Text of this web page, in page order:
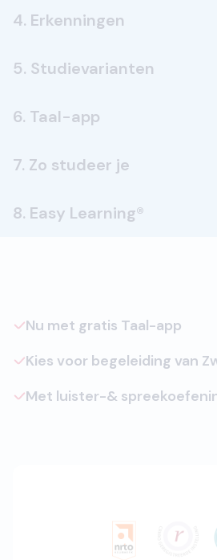
4. Erkenningen
5. Studievarianten
6. Taal-app
7. Zo studeer je
8. Easy Learning®
Nu met gratis Taal-app
Kies voor begeleiding van
Met luister-&